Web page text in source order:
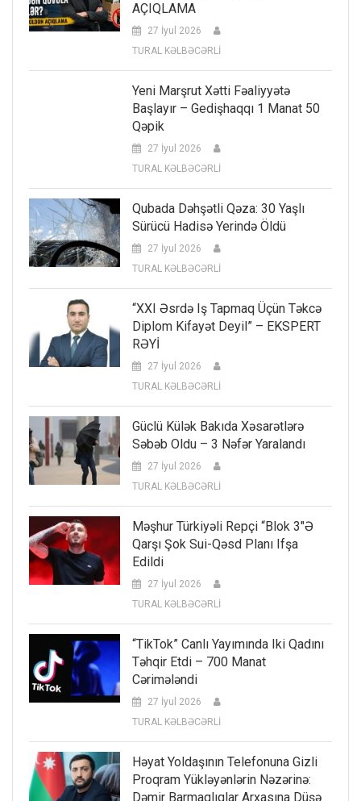
AÇIQLAMA
27 İyul 2026
TURAL KƏLBƏCƏRLİ
Yeni Marşrut Xətti Fəaliyyətə
Başlayır – Gedişhaqqı 1 Manat 50
Qəpik
27 İyul 2026
TURAL KƏLBƏCƏRLİ
Qubada Dəhşətli Qəza: 30 Yaşlı
Sürücü Hadisə Yerində Öldü
27 İyul 2026
TURAL KƏLBƏCƏRLİ
“XXI Əsrdə Iş Tapmaq Üçün Təkcə
Diplom Kifayət Deyil” – EKSPERT
RƏYİ
27 İyul 2026
TURAL KƏLBƏCƏRLİ
Güclü Külək Bakıda Xəsarətlərə
Səbəb Oldu – 3 Nəfər Yaralandı
27 İyul 2026
TURAL KƏLBƏCƏRLİ
Məşhur Türkiyəli Repçi “Blok 3″ə
Qarşı Şok Sui-Qəsd Planı Ifşa
Edildi
27 İyul 2026
TURAL KƏLBƏCƏRLİ
“TikTok” Canlı Yayımında Iki Qadını
Təhqir Etdi – 700 Manat
Cərimələndi
27 İyul 2026
TURAL KƏLBƏCƏRLİ
Həyat Yoldaşının Telefonuna Gizli
Proqram Yükləyənlərin Nəzərinə:
Dəmir Barmaqlıqlar Arxasına Düşə